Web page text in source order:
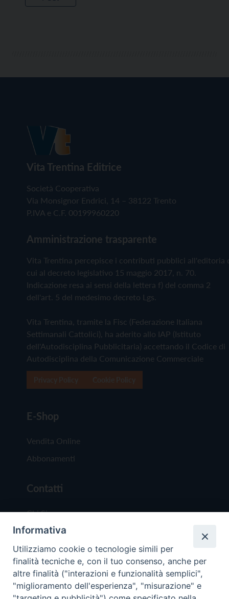
Vita Trentina Editrice
Società Cooperativa
Via Monsignor Endrici, 14 – 38122 Trento
P.IVA e C.F. 00199960220
Amministrazione trasparente
Vita Trentina percepisce i contributi pubblici all'editoria
cui al decreto legislativo 15 maggio 2017, n. 70.
Indicazione resa ai sensi della lettera f) del comma 2
dell'art. 5 del medesimo decreto Lgs.
Vita Trentina, tramite la Fisc (Federazione Italiana
Settimanali Cattolici), ha aderito allo IAP (Istituto
dell'Autodisciplina Pubblicitaria) accettando il Codice di
Autodisciplina della Comunicazione Commerciale
E-Shop
Vendita Online
Abbonamenti
Contatti
Chi Siamo
Redazione
Scrivici
Informativa
Utilizziamo cookie o tecnologie simili per
finalità tecniche e, con il tuo consenso, anche per
altre finalità ("interazioni e funzionalità semplici",
"miglioramento dell'esperienza", "misurazione" e